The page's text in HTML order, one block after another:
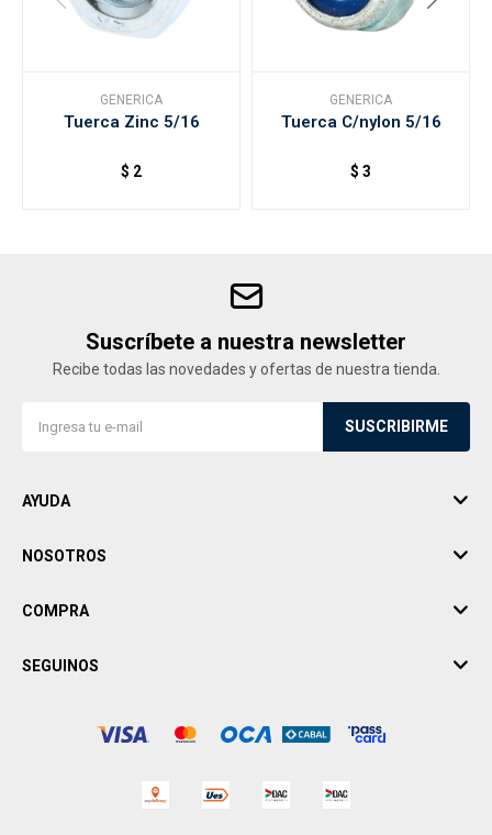
GENERICA
Tuerca Zinc 5/16
$ 2
GENERICA
Tuerca C/nylon 5/16
$ 3
Suscríbete a nuestra newsletter
Recibe todas las novedades y ofertas de nuestra tienda.
SUSCRIBIRME
AYUDA
NOSOTROS
COMPRA
SEGUINOS